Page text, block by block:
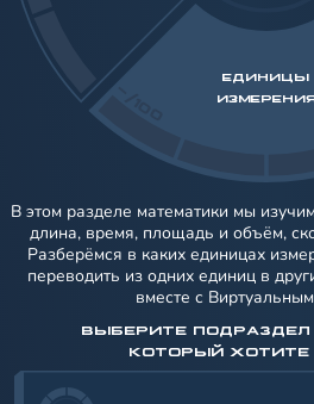
ЕДИНИЦЫ
ВЫБЕРИТЕ ПОДРАЗДЕЛ
КОТОРЫЙ ХОТИТЕ
В этом разделе математики мы
длина, время, площадь и объём,
Разберёмся в каких единицах
переводить из одних единиц в
вместе с